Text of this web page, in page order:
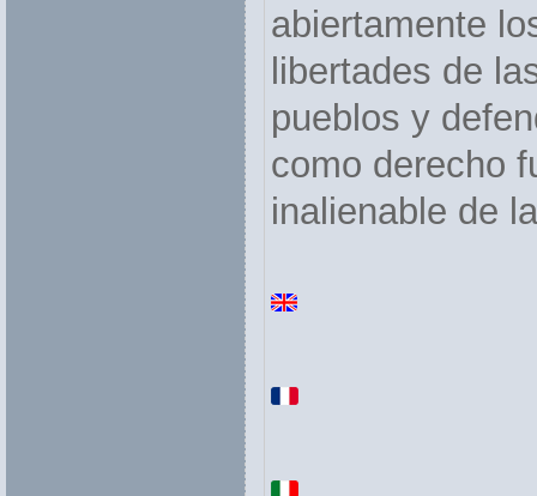
abiertamente
libertades de
pueblos y
como derecho
inalienable de